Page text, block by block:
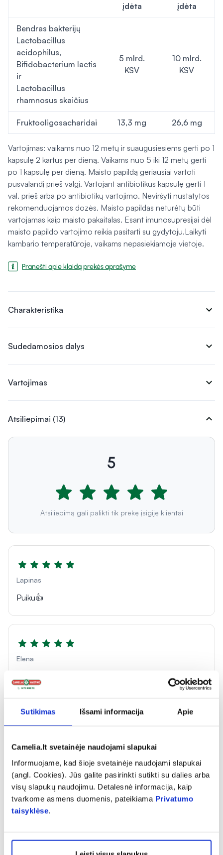
Sutikimas Išsami informacija Apie
Camelia.lt svetainėje naudojami slapukai
Informuojame, kad šioje svetainėje naudojami slapukai
(angl. Cookies). Jūs galite pasirinkti sutikti su dalies arba
visų slapukų naudojimu. Detalesnė informacija, kaip
tvarkome asmens duomenis, pateikiama Privatumo
taisyklėse.
įdėta įdėta
Bendras bakterijų
Lactobacillus
acidophilus,
Bifidobacterium lactis
ir
Lactobacillus
rhamnosus skaičius
5 mlrd.
KSV
10 mlrd.
KSV
Fruktooligosacharidai 13,3 mg 26,6 mg
Vartojimas: vaikams nuo 12 metų ir suaugusiesiems gerti po 1
kapsulę 2 kartus per dieną. Vaikams nuo 5 iki 12 metų gerti
po 1 kapsulę per dieną. Maisto papildą geriausiai vartoti
pusvalandį prieš valgį. Vartojant antibiotikus kapsulę gerti 1
val. prieš arba po antibiotikų vartojimo. Neviršyti nustatytos
rekomenduojamos dozės. Maisto papildas neturėtų būti
vartojamas kaip maisto pakaitalas. Esant imunosupresijai dėl
maisto papildo vartojimo reikia pasitarti su gydytoju.Laikyti
kambario temperatūroje, vaikams nepasiekiamoje vietoje.
Pranešti apie klaidą prekės aprašyme
Charakteristika expand_more
Sudedamosios dalys expand_more
Vartojimas expand_more
Atsiliepimai (13) expand_more
5
Atsiliepimą gali palikti tik prekę įsigiję klientai
Lapinas
Puiku👍
Elena
Kadangi mane kankina ilgalaikis vidurių užkietėjimas,
naudoju šį papildą, kad atstatyti žarnyno mikroflorą.
Xi
Puikiai padėjo atsistatyti po antibiotikų vartojimo. Ir ka